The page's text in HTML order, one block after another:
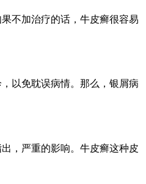
不加治疗的话，牛皮癣很容易
以免耽误病情。那么，银屑病
，严重的影响。牛皮癣这种皮